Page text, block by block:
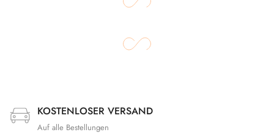
KOSTENLOSER VERSAND
Auf alle Bestellungen